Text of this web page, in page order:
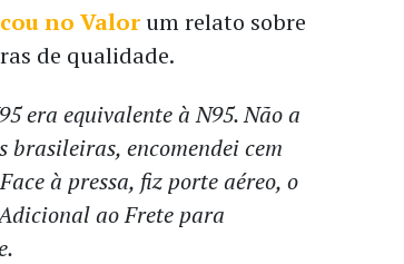
no Valor um relato sobre
de qualidade.
era equivalente à N95. Não a
encomendei cem
à pressa, fiz porte aéreo, o
ao Frete para